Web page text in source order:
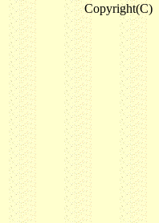
Copyright(C)